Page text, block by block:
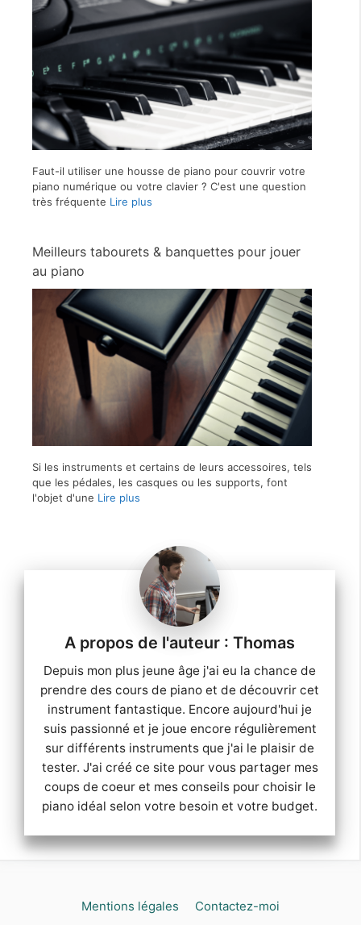
Faut-il utiliser une housse de piano pour couvrir votre
piano numérique ou votre clavier ? C'est une question
très fréquente Lire plus
Meilleurs tabourets & banquettes pour jouer
au piano
Si les instruments et certains de leurs accessoires, tels
que les pédales, les casques ou les supports, font
l'objet d'une Lire plus
Thomas
Depuis mon plus jeune âge j'ai eu la chance de
prendre des cours de piano et de découvrir cet
instrument fantastique. Encore aujourd'hui je
suis passionné et je joue encore régulièrement
sur différents instruments que j'ai le plaisir de
tester. J'ai créé ce site pour vous partager mes
coups de coeur et mes conseils pour choisir le
piano idéal selon votre besoin et votre budget.
Mentions légales Contactez-moi